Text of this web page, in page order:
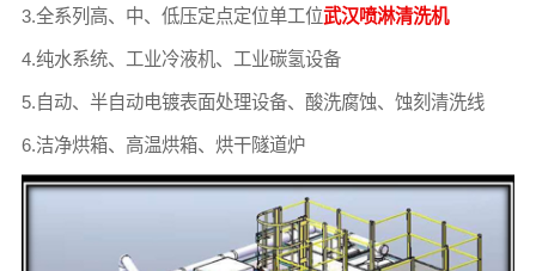
3.全系列高、中、低压定点定位单工位武汉喷淋清洗机
4.纯水系统、工业冷液机、工业碳氢设备
5.自动、半自动电镀表面处理设备、酸洗腐蚀、蚀刻清洗线
6.洁净烘箱、高温烘箱、烘干隧道炉